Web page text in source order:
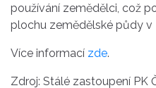
používání zemědělci, což
plochu zemědělské půdy v
Více informací zde.
Zdroj: Stálé zastoupení PK